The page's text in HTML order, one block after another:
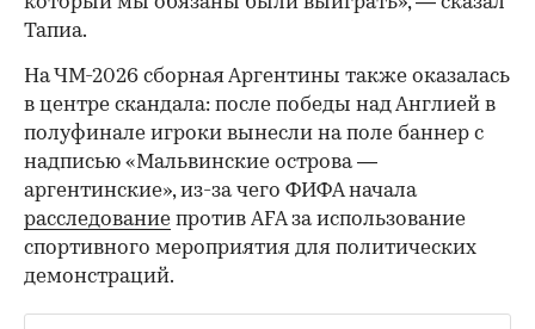
00:00
Тапиа.
На ЧМ-2026 сборная Аргентины также оказалась
в центре скандала: после победы над Англией в
полуфинале игроки вынесли на поле баннер с
надписью «Мальвинские острова —
аргентинские», из-за чего ФИФА начала
расследование против AFA за использование
спортивного мероприятия для политических
демонстраций.